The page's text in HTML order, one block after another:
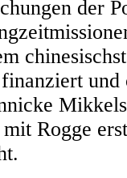
der
Rogge